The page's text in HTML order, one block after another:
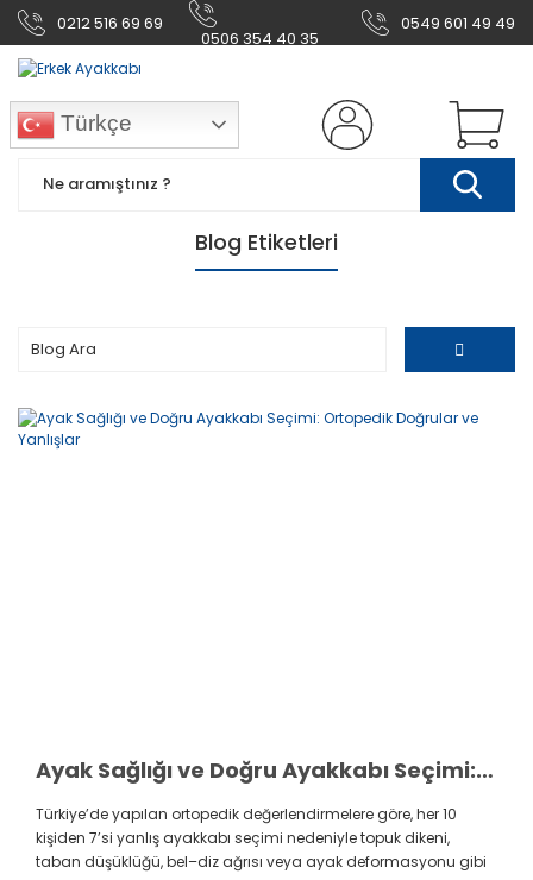
0212 516 69 69
0506 354 40 35
0549 601 49 49
Türkçe
Blog Etiketleri
Ayak Sağlığı ve Doğru Ayakkabı Seçimi: Ortopedik Doğrular ve Yanlışlar
Türkiye’de yapılan ortopedik değerlendirmelere göre, her 10
kişiden 7’si yanlış ayakkabı seçimi nedeniyle topuk dikeni,
taban düşüklüğü, bel–diz ağrısı veya ayak deformasyonu gibi